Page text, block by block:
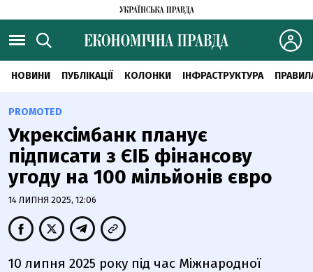
НОВИНИ ПУБЛІКАЦІЇ КОЛОНКИ ІНФРАСТРУКТУРА
PROMOTED
Укрексімбанк планує
підписати з ЄІБ фінансову
угоду на 100 мільйонів євро
14 ЛИПНЯ 2025, 12:06
10 липня 2025 року під час Міжнародної